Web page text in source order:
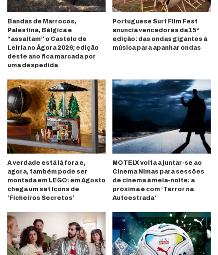
Bandas de Marrocos,
Palestina, Bélgica e
“assaltam” o Castelo de
Leiria no Ágora 2026; edição
deste ano fica marcada por
uma despedida
Portuguese Surf Film Fest
anuncia vencedores da 15ª
edição: das ondas gigantes à
música para apanhar ondas
A verdade está lá fora e,
agora, também pode ser
montada em LEGO: em Agosto
chega um set Icons de
‘Ficheiros Secretos’
MOTELX volta a juntar-se ao
Cinema Nimas para sessões
de cinema à meia-noite: a
próxima é com ‘Terror na
Autoestrada’